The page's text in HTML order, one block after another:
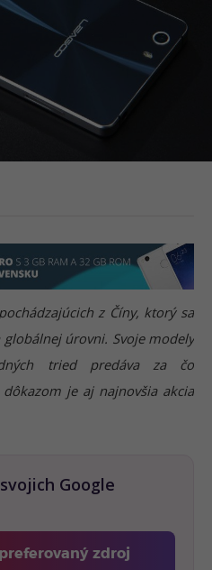
z Číny, ktorý sa
úrovni. Svoje modely
tried predáva za čo
je aj najnovšia akcia
Google
zdroj
Fontech, odkaz sa otvorí v